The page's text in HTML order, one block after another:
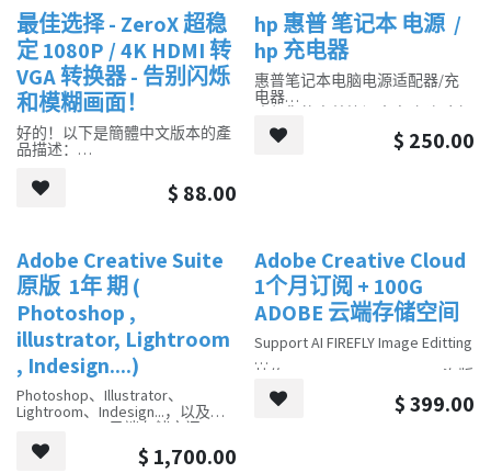
业安防，XMEYE DVR 录影机都能
满足您的需求。
销售
最佳选择 - ZeroX 超稳
定 1080P / 4K HDMI 转
VGA 转换器 - 告别闪烁
和模糊画面！
好的！以下是簡體中文版本的產
品描述：
还在为 HDMI 和 VGA 设备的连接
问题烦恼吗？[您的品牌名称] 超
先进的芯片技术，确保信号传输
稳定，呈现清晰锐利的画面，告
别恼人的闪烁和模糊。
产品特点：
超稳定信号传输： 采用顶级芯
片，有效消除画面闪烁和模糊，
享受流畅稳定的观影体验。
广泛兼容性： 支持各种 HDMI 输
出设备（如笔记本电脑、台式电
脑、游戏主机等）和 VGA 输入设
备（如显示器、投影仪等）。
即插即用，无需驱动： 无需安装
$ 88.00
销售
hp 惠普 笔记本 电源 /
hp 充电器
惠普笔记本电脑电源适配器/充
电器
确保您的惠普笔记本电脑随时充
满电并可以使用这款原装惠普电
源适配器。 它提供可靠且高效的
$ 250.00
Adobe Creative Suite
原版 1年 期 (
Photoshop ,
illustrator, Lightroom
, Indesign....)
Photoshop、Illustrator、
Lightroom、Indesign...，以及
100GB Adobe 云端存储空间。
请将您的电子邮件地址留给我们
的邮箱 (
volume@zeroxtech.net)
$ 1,700.00
Adobe Creative Cloud
1个月订阅 + 100G
ADOBE 云端存储空间
Support AI FIREFLY Image Editting
杜绝 Photoshop、Illustrator 盗版
失效问题
$399.00